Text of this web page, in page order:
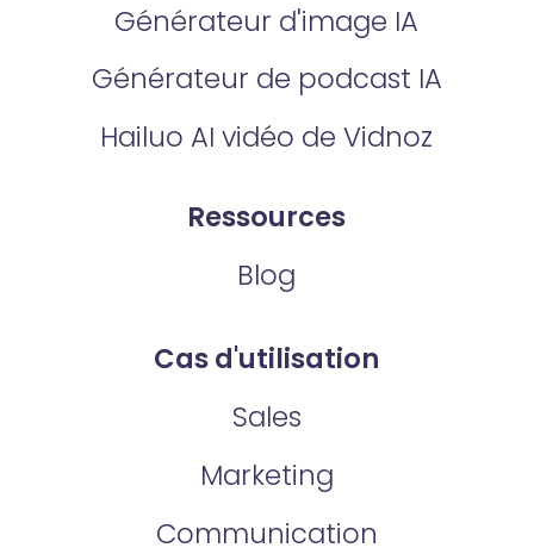
Générateur d'image IA
Générateur de podcast IA
Hailuo AI vidéo de Vidnoz
Ressources
Blog
Cas d'utilisation
Sales
Marketing
Communication